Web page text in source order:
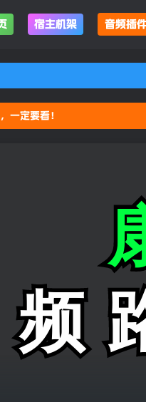
宿主机架 音频插
一定要看！
一定要看！
一定要看！